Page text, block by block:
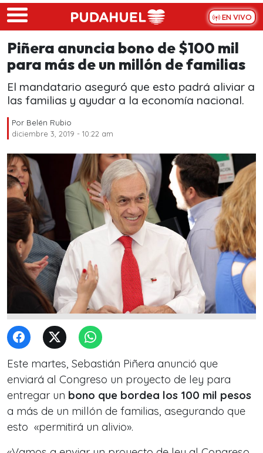
Skip to main content
EN VIVO
Piñera anuncia bono de $100 mil
para más de un millón de familias
El mandatario aseguró que esto padrá aliviar a
las familias y ayudar a la economía nacional.
Por Belén Rubio
diciembre 3, 2019 - 10:22 am
Este martes, Sebastián Piñera anunció que
enviará al Congreso un proyecto de ley para
entregar un bono que bordea los 100 mil pesos
a más de un millón de familias, asegurando que
esto «permitirá un alivio».